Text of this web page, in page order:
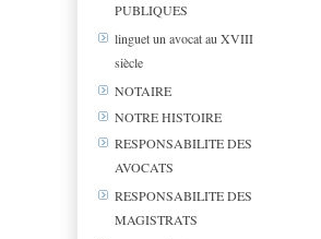
PUBLIQUES
linguet un avocat au XVIII
siècle
NOTAIRE
NOTRE HISTOIRE
RESPONSABILITE DES
AVOCATS
RESPONSABILITE DES
MAGISTRATS